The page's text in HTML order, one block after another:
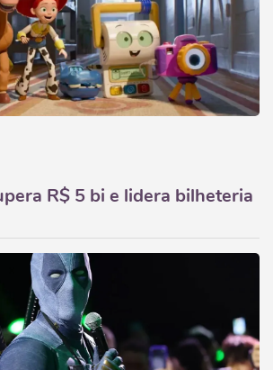
R$ 5 bi e lidera bilheteria